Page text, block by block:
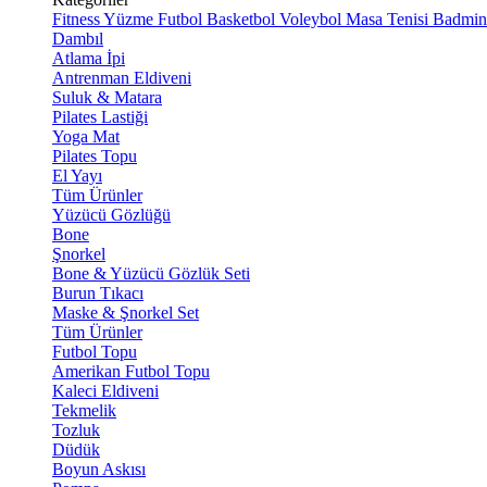
FitnessYüzme Futbol Basketbol Voleybol Masa Tenisi
Dambıl
Atlama İpi
Antrenman Eldiveni
Suluk & Matara
Pilates Lastiği
Yoga Mat
Pilates Topu
El Yayı
Tüm Ürünler
Yüzücü Gözlüğü
Bone
Şnorkel
Bone & Yüzücü Gözlük Seti
Burun Tıkacı
Maske & Şnorkel Set
Tüm Ürünler
Futbol Topu
Amerikan Futbol Topu
Kaleci Eldiveni
Tekmelik
Tozluk
Düdük
Boyun Askısı